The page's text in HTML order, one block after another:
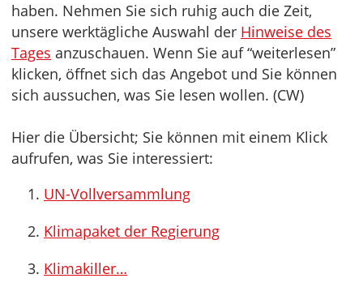
haben. Nehmen Sie sich ruhig auch die Zeit,
unsere werktägliche Auswahl der Hinweise des
Tages anzuschauen. Wenn Sie auf “weiterlesen”
klicken, öffnet sich das Angebot und Sie können
sich aussuchen, was Sie lesen wollen. (CW)
Hier die Übersicht; Sie können mit einem Klick
aufrufen, was Sie interessiert:
UN-Vollversammlung
Klimapaket der Regierung
Klimakiller…